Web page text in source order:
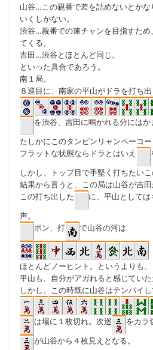
山谷…この親番で差を詰めないとか
いくしかない。
渋谷…親番での連チャンを目指すた
てくる。
吉田…渋谷とほとんど同じ。
といった具合であろう。
南１局。
８巡目に、南家の平山がドラを打ち出
を渋谷、吉田に鳴かれる分にはか
たしかにこのタンピンリャンペーコー
フラットな状態ならドラとはいえ
しかし、トップ目で手堅く打ちたい
結果から言うと、この局は山谷が吉田
この打ち出した
に、平山として
声。
ポン、打
で山谷の河は
ほとんどノーヒント。というよりも、
平山も、自分がアガれると感じていた
しかし、この時既に山谷はテンパイし
は場に１枚切れ。次巡
をカラ
が山谷から４枚見えとなる。